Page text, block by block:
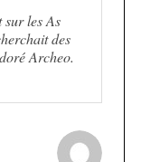
les As
des
Archeo.